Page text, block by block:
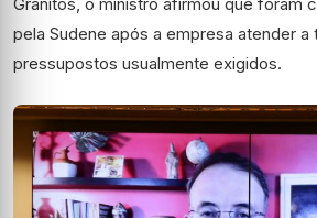
pela Sudene após a empresa atender a
pressupostos usualmente exigidos.